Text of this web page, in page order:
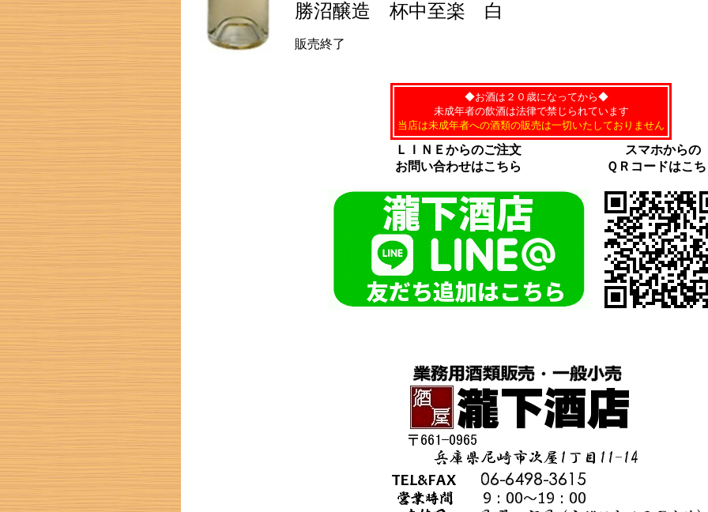
勝沼醸造 杯中至楽 白
販売終了
◆お酒は２０歳になってから◆
未成年者の飲酒は法律で禁じられています
当店は未成年者への酒類の販売は一切いたしておりません
ＬＩＮＥからのご注文
お問い合わせはこちら
スマホからの
ＱＲコードはこ